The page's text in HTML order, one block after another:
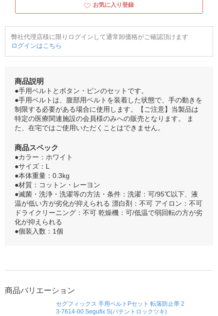
お気に入り登録
弊社代理店様に限りログインして通常卸価格がご確認頂けます
ログインはこちら
商品説明
●手用ベルトとボタン・ピンのセットです。
●手用ベルトは、腹部用ベルトを装着した状態で、手の動きを
制限する必要がある場合に使用します。【ご注意】当製品は
特定の医療関連施設の会員様のみへの販売となります。 ま
た、在宅ではご使用いただくことはできません。
商品スペック
●カラー：ホワイト
●サイズ：L
●本体重量：0.3kg
●材質：コットン・レーヨン
●滅菌・洗浄・洗濯等の方法・条件：洗濯：可/95℃以下、液
温が低い方が劣化が抑えられる 漂白剤：不可 アイロン：不可
ドライクリーニング：不可 乾燥機：可/低温で弱回転の方が劣
化が抑えられる
●個装入数：1個
商品バリエーション
セグフィックス 手用ベルトPセット 転落防止帯 2
3-7614-00 Segufix S(パテントロックツキ)